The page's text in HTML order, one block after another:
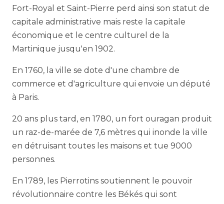
Fort-Royal et Saint-Pierre perd ainsi son statut de
capitale administrative mais reste la capitale
économique et le centre culturel de la
Martinique jusqu'en 1902.
En 1760, la ville se dote d'une chambre de
commerce et d'agriculture qui envoie un député
à Paris.
20 ans plus tard, en 1780, un fort ouragan produit
un raz-de-marée de 7,6 mètres qui inonde la ville
en détruisant toutes les maisons et tue 9000
personnes.
En 1789, les Pierrotins soutiennent le pouvoir
révolutionnaire contre les Békés qui sont